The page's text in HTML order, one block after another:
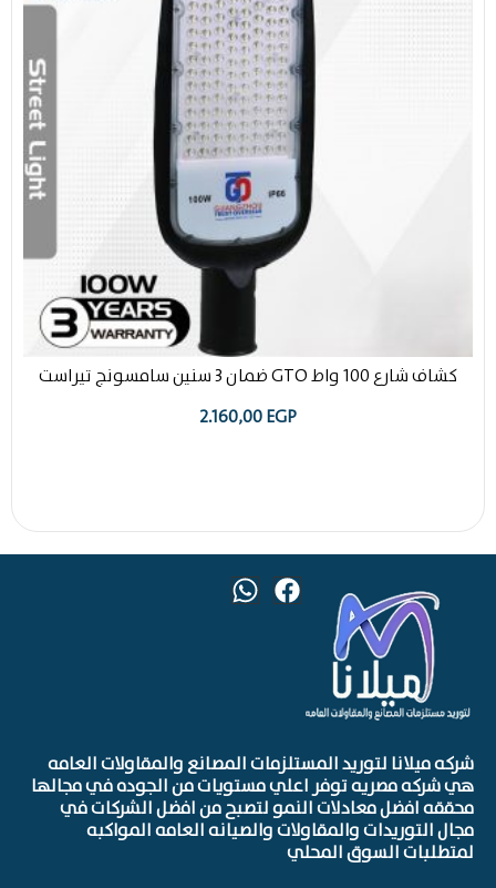
كشاف شارع 100 واط GTO ضمان 3 سنين سامسونج تيراست
2.160,00EGP
شركه ميلانا لتوريد المستلزمات المصانع والمقاولات العامه
هي شركه مصريه توفر اعلي مستويات من الجوده في مجالها
محققه افضل معادلات النمو لتصبح من افضل الشركات في
مجال التوريدات والمقاولات والصيانه العامه المواكبه
لمتطلبات السوق المحلي